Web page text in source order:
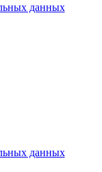
данных
данных